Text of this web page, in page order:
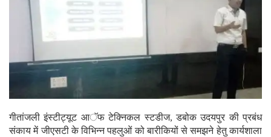
गीतांजली इंस्टीट्यूट आॅफ टेक्निकल स्टडीज, डबोक उदयपुर की प्रबंध
संकाय में जीएसटी के विभिन्न पहलुओं को बारीकियों से समझने हेतु कार्यशाला